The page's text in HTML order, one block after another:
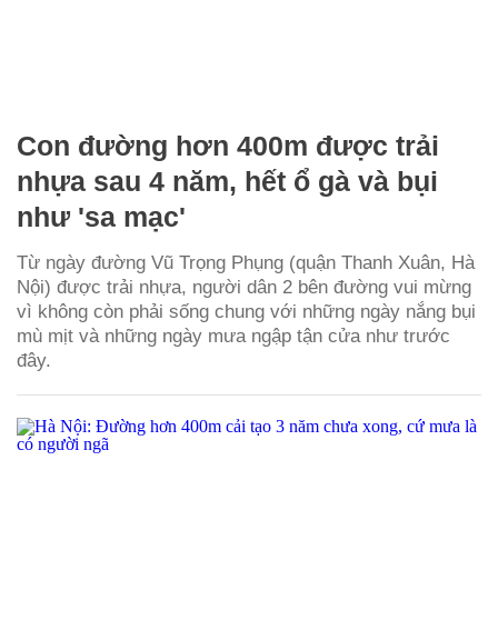
Con đường hơn 400m được trải
nhựa sau 4 năm, hết ổ gà và bụi
như 'sa mạc'
Từ ngày đường Vũ Trọng Phụng (quận Thanh Xuân, Hà
Nội) được trải nhựa, người dân 2 bên đường vui mừng
vì không còn phải sống chung với những ngày nắng bụi
mù mịt và những ngày mưa ngập tận cửa như trước
đây.